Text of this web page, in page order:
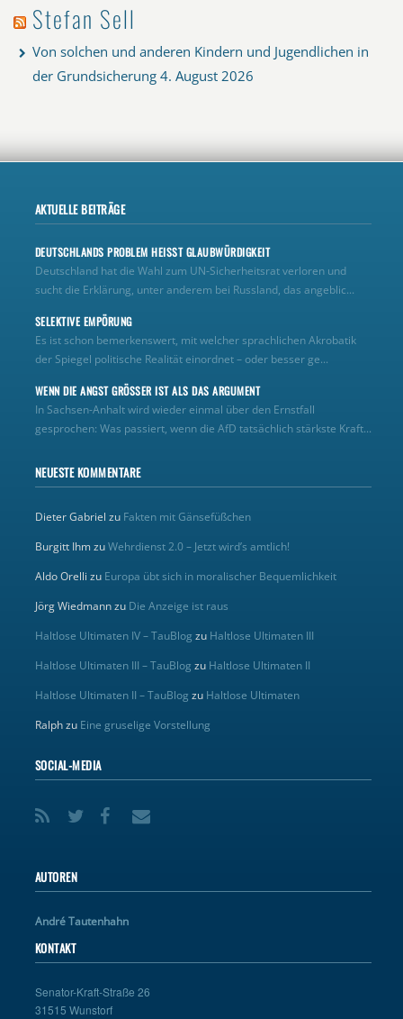
Stefan Sell
Von solchen und anderen Kindern und Jugendlichen in
der Grundsicherung 4. August 2026
AKTUELLE BEITRÄGE
DEUTSCHLANDS PROBLEM HEISST GLAUBWÜRDIGKEIT
Deutschland hat die Wahl zum UN‑Sicherheitsrat verloren und
sucht die Erklärung, unter anderem bei Russland, das angeblic...
SELEKTIVE EMPÖRUNG
Es ist schon bemerkenswert, mit welcher sprachlichen Akrobatik
der Spiegel politische Realität einordnet – oder besser ge...
WENN DIE ANGST GRÖSSER IST ALS DAS ARGUMENT
In Sachsen-Anhalt wird wieder einmal über den Ernstfall
gesprochen: Was passiert, wenn die AfD tatsächlich stärkste Kraft...
NEUESTE KOMMENTARE
Dieter Gabriel zu Fakten mit Gänsefüßchen
Burgitt IhmzuWehrdienst 2.0 – Jetzt wird’s amtlich!
Aldo Orelli zu Europa übt sich in moralischer Bequemlichkeit
Jörg Wiedmannzu Die Anzeige ist raus
Haltlose Ultimaten IV – TauBlog zu Haltlose Ultimaten III
Haltlose Ultimaten III – TauBlog zu Haltlose Ultimaten II
Haltlose Ultimaten II – TauBlog zu Haltlose Ultimaten
Ralphzu Eine gruselige Vorstellung
SOCIAL-MEDIA
AUTOREN
André Tautenhahn
KONTAKT
Senator-Kraft-Straße 26
31515 Wunstorf